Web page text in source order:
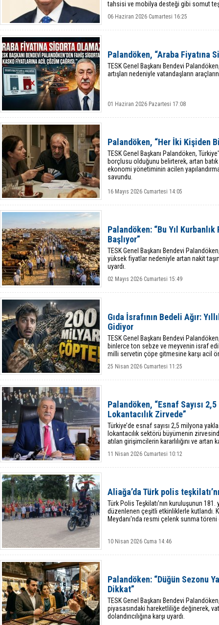
tahsisi ve mobilya desteği gibi somut
06 Haziran 2026 Cumartesi 16:25
Palandöken, “Araba Fiyatına
TESK Genel Başkanı Bendevi
artışları nedeniyle vatandaşların
01 Haziran 2026 Pazartesi 17:08
Palandöken, “Her İki Kişiden
TESK Genel Başkanı Palandöken,
borçlusu olduğunu belirterek, artan
ekonomi yönetiminin acilen
savundu.
16 Mayıs 2026 Cumartesi 14:05
Palandöken: “Bu Yıl Kurbanlık
Başlıyor”
TESK Genel Başkanı Bendevi
yüksek fiyatlar nedeniyle artan nakit
uyardı.
02 Mayıs 2026 Cumartesi 15:49
Gıda İsrafının Bedeli Ağır:
Gidiyor
TESK Genel Başkanı Bendevi
binlerce ton sebze ve meyvenin israf
milli servetin çöpe gitmesine karşı acil
25 Nisan 2026 Cumartesi 11:25
Palandöken, “Esnaf Sayısı
Lokantacılık Zirvede”
Türkiye’de esnaf sayısı 2,5 milyona
lokantacılık sektörü büyümenin
atılan girişimcilerin kararlılığını ve artan
11 Nisan 2026 Cumartesi 10:12
Aliağa’da Türk polis
Türk Polis Teşkilatı'nın kuruluşunun
düzenlenen çeşitli etkinliklerle kutlandı.
Meydanı'nda resmi çelenk sunma
10 Nisan 2026 Cuma 14:46
Palandöken: “Düğün Sezonu
Dikkat”
TESK Genel Başkanı Bendevi
piyasasındaki hareketliliğe değinerek,
dolandırıcılığına karşı uyardı.